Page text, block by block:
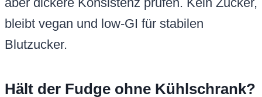
bleibt vegan und low-GI für stabilen
Blutzucker.
Hält der Fudge ohne Kühlschrank?